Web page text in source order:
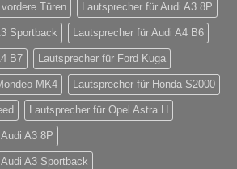
Türen Lautsprecher für Audi A3 8P
Sportback Lautsprecher für Audi A4 B6
B7 Lautsprecher für Ford Kuga
MK4 Lautsprecher für Honda S2000
Lautsprecher für Opel Astra H
A3 8P
A3 Sportback